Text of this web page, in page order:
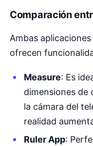
Comparación
Ambas
ofrecen
Measure: Es
dimensiones de
la cámara del
realidad
Ruler App: